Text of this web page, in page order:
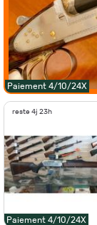
Paiement 4/10/24X
reste 4j 23h
Paiement 4/10/24X